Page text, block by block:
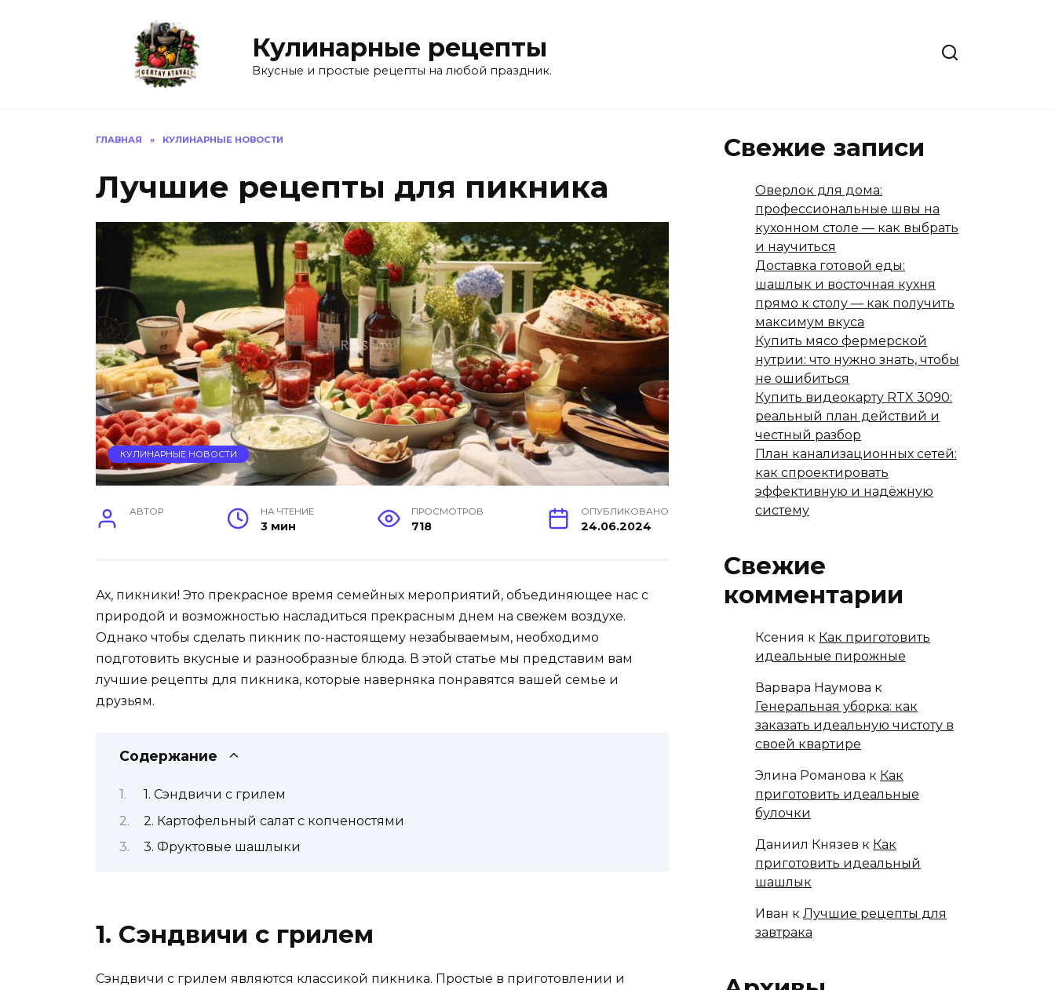
Кулинарные рецепты
Вкусные и простые рецепты на любой праздник.
ГЛАВНАЯ » КУЛИНАРНЫЕ НОВОСТИ
Лучшие рецепты для пикника
КУЛИНАРНЫЕ НОВОСТИ
АВТОР НА ЧТЕНИЕ
3 мин
ПРОСМОТРОВ
718
ОПУБЛИКОВАНО
24.06.2024
Ах, пикники! Это прекрасное время семейных мероприятий, объединяющее нас с
природой и возможностью насладиться прекрасным днем на свежем воздухе.
Однако чтобы сделать пикник по-настоящему незабываемым, необходимо
подготовить вкусные и разнообразные блюда. В этой статье мы представим вам
лучшие рецепты для пикника, которые наверняка понравятся вашей семье и
друзьям.
Содержание
1. Сэндвичи с грилем
2. Картофельный салат с копченостями
3. Фруктовые шашлыки
1. Сэндвичи с грилем
Сэндвичи с грилем являются классикой пикника. Простые в приготовлении и
Свежие записи
Оверлок для дома:
профессиональные швы на
кухонном столе — как выбрать
и научиться
Доставка готовой еды:
шашлык и восточная кухня
прямо к столу — как получить
максимум вкуса
Купить мясо фермерской
нутрии: что нужно знать, чтобы
не ошибиться
Купить видеокарту RTX 3090:
реальный план действий и
честный разбор
План канализационных сетей:
как спроектировать
эффективную и надёжную
систему
Свежие
комментарии
Ксения к Как приготовить
идеальные пирожные
Варвара Наумова к
Генеральная уборка: как
заказать идеальную чистоту в
своей квартире
Элина Романова к Как
приготовить идеальные
булочки
Даниил Князев к Как
приготовить идеальный
шашлык
Иван к Лучшие рецепты для
завтрака